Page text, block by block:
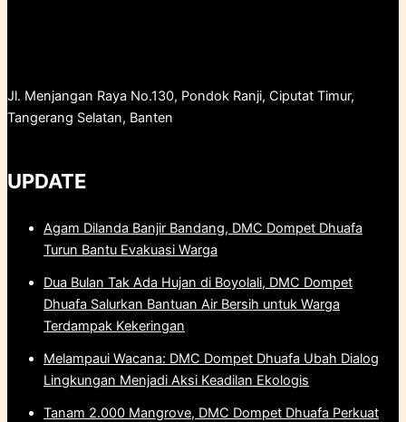
Jl. Menjangan Raya No.130, Pondok Ranji, Ciputat Timur,
Tangerang Selatan, Banten
UPDATE
Agam Dilanda Banjir Bandang, DMC Dompet Dhuafa
Turun Bantu Evakuasi Warga
Dua Bulan Tak Ada Hujan di Boyolali, DMC Dompet
Dhuafa Salurkan Bantuan Air Bersih untuk Warga
Terdampak Kekeringan
Melampaui Wacana: DMC Dompet Dhuafa Ubah Dialog
Lingkungan Menjadi Aksi Keadilan Ekologis
Tanam 2.000 Mangrove, DMC Dompet Dhuafa Perkuat